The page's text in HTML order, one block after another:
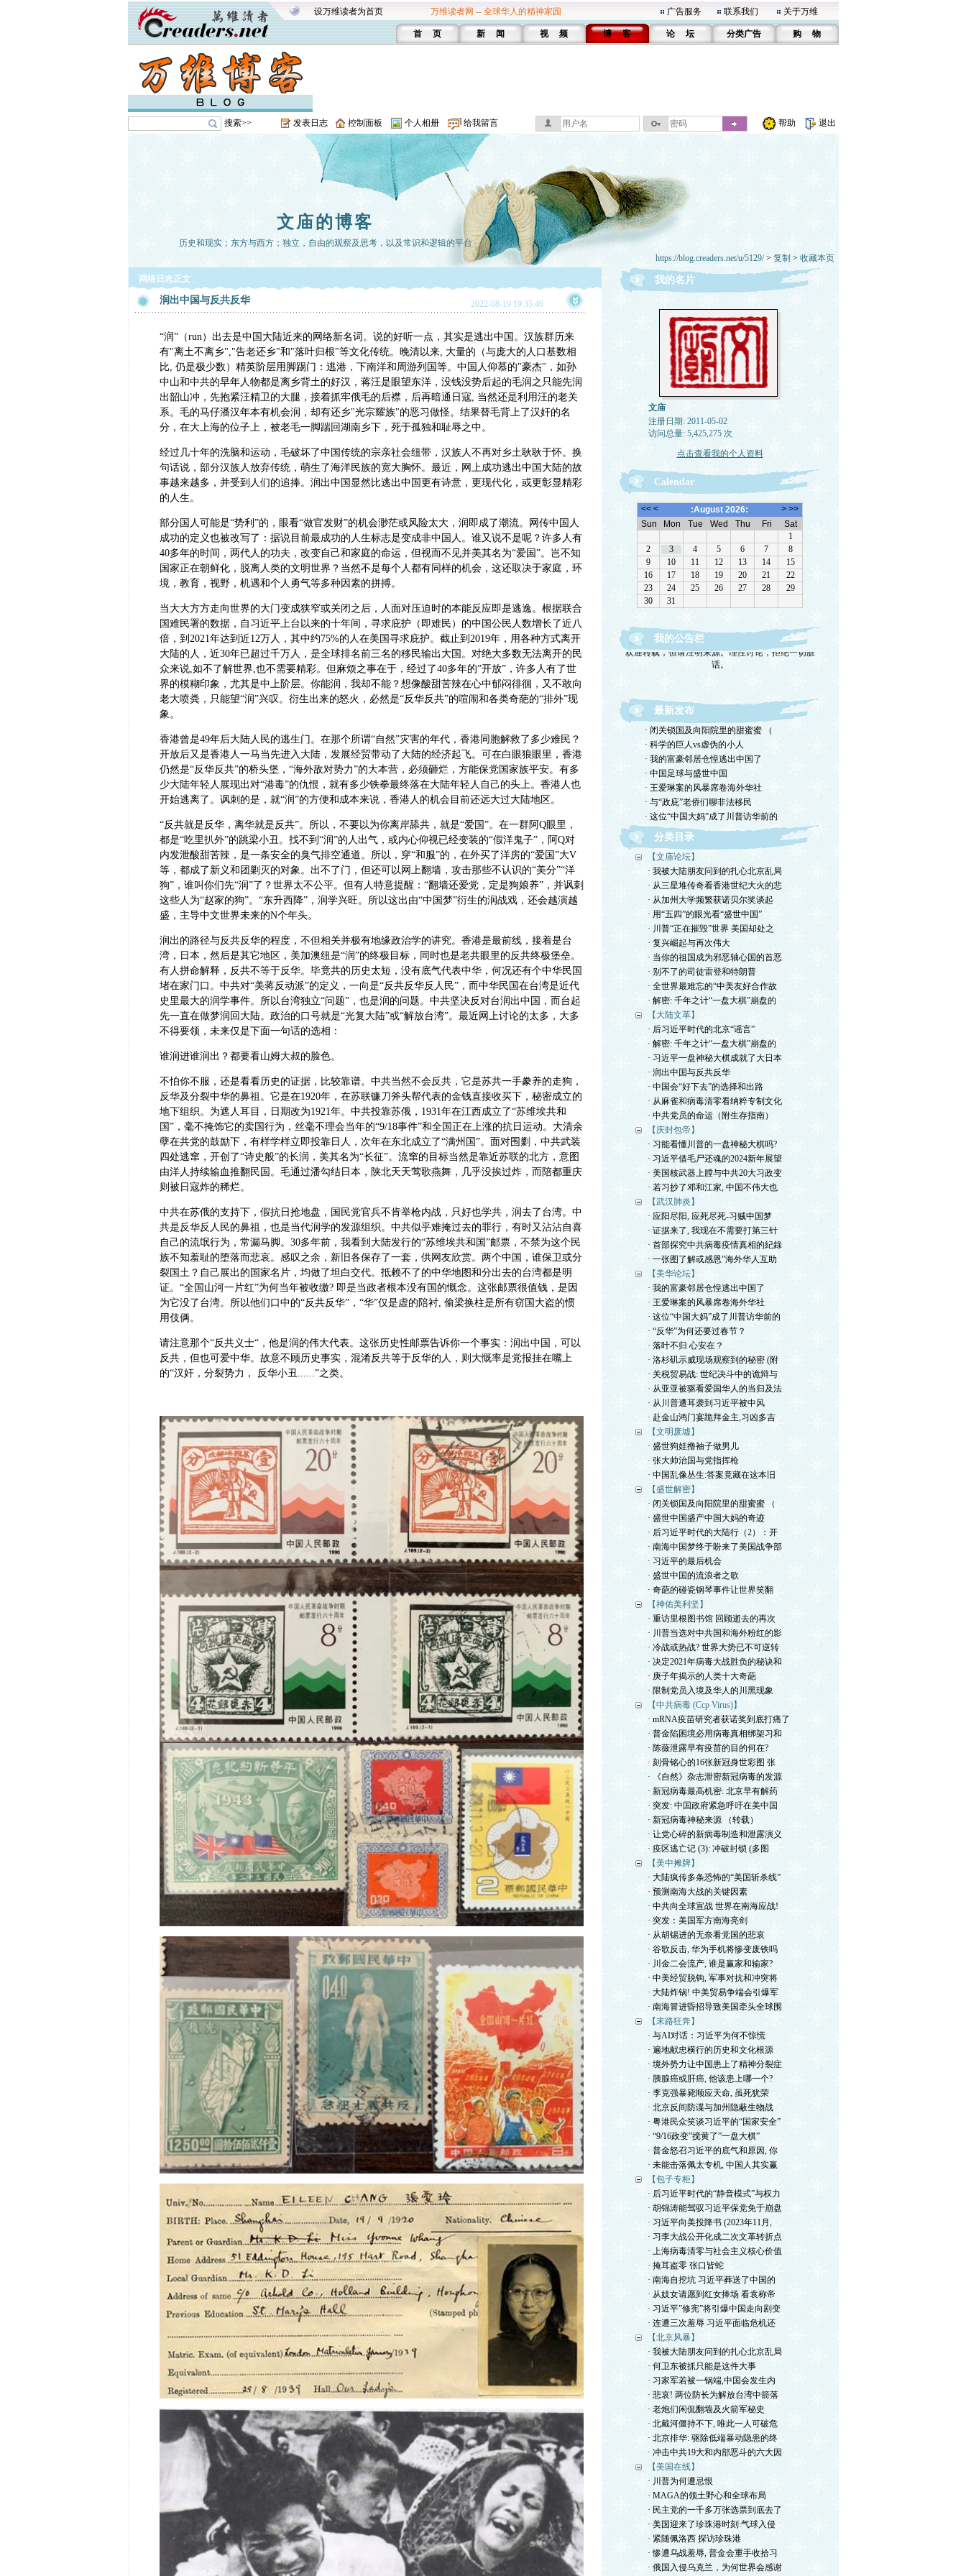
设万维读者为首页 万维读者网 -- 全球华人的精神家园 广告服务 联系我们 关于万维
首 页 新 闻 视 频 博 客 论 坛 分类广告 购 物
搜索>> 发表日志 控制面板 个人相册 给我留言 帮助 退出
文庙的博客
历史和现实；东方与西方；独立，自由的观察及思考，以及常识和逻辑的平台
https://blog.creaders.net/u/5129/> 复制 > 收藏本页
网络日志正文
润出中国与反共反华 2022-08-19 19:35:46
“润”（run）出去是中国大陆近来的网络新名词。说的好听一点，其实是逃出中国。汉族群历来
有"离土不离乡","告老还乡"和"落叶归根"等文化传统。晚清以来, 大量的（与庞大的人口基数相
比, 仍是极少数）精英阶层用脚踢门：逃港，下南洋和周游列国等。中国人仰慕的"豪杰"，如孙
中山和中共的早年人物都是离乡背土的好汉，蒋汪是眼望东洋，没钱没势后起的毛润之只能先润
出韶山冲，先抱紧汪精卫的大腿，接着抓牢俄毛的后襟，后再暗通日寇, 当然还是利用汪的老关
系。毛的马仔潘汉年本有机会润，却有还乡"光宗耀族"的恶习做怪。结果替毛背上了汉奸的名
分，在大上海的位子上，被老毛一脚踹回湖南乡下，死于孤独和耻辱之中。
经过几十年的洗脑和运动，毛破坏了中国传统的宗亲社会纽带，汉族人不再对乡土耿耿于怀。换
句话说，部分汉族人放弃传统，萌生了海洋民族的宽大胸怀。最近，网上成功逃出中国大陆的故
事越来越多，并受到人们的追捧。润出中国显然比逃出中国更有诗意，更现代化，或更彰显精彩
的人生。
部分国人可能是“势利”的，眼看“做官发财”的机会渺茫或风险太大，润即成了潮流。网传中国人
成功的定义也被改写了：据说目前最成功的人生标志是变成非中国人。谁又说不是呢？许多人有
40多年的时间，两代人的功夫，改变自己和家庭的命运，但视而不见并美其名为“爱国”。岂不知
国家正在朝鲜化，脱离人类的文明世界？当然不是每个人都有同样的机会，这还取决于家庭，环
境，教育，视野，机遇和个人勇气等多种因素的拼搏。
当大大方方走向世界的大门变成狭窄或关闭之后，人面对压迫时的本能反应即是逃逸。根据联合
国难民署的数据，自习近平上台以来的十年间，寻求庇护（即难民）的中国公民人数增长了近八
倍，到2021年达到近12万人，其中约75%的人在美国寻求庇护。截止到2019年，用各种方式离开
大陆的人，近30年已超过千万人，是全球排名前三名的移民输出大国。对绝大多数无法离开的民
众来说,如不了解世界,也不需要精彩。但麻烦之事在于，经过了40多年的”开放”，许多人有了世
界的模糊印象，尤其是中上阶层。你能润，我却不能？想像酸甜苦辣在心中郁闷徘徊，又不敢向
老大喷粪，只能望“润”兴叹。衍生出来的怒火，必然是“反华反共”的喧闹和各类奇葩的“排外”现
象。
香港曾是49年后大陆人民的逃生门。在那个所谓“自然”灾害的年代，香港同胞解救了多少难民？
开放后又是香港人一马当先进入大陆，发展经贸带动了大陆的经济起飞。可在白眼狼眼里，香港
仍然是“反华反共”的桥头堡，“海外敌对势力”的大本营，必须砸烂，方能保党国家族平安。有多
少大陆年轻人展现出对“港毒”的仇恨，就有多少铁拳最终落在大陆年轻人自己的头上。香港人也
开始逃离了。讽刺的是，就“润”的方便和成本来说，香港人的机会目前还远大过大陆地区。
“反共就是反华，离华就是反共”。所以，不要以为你离岸舔共，就是“爱国”。在一群阿Q眼里，
都是“吃里扒外”的跳梁小丑。找不到“润”的人出气，或内心仰视已经变装的“假洋鬼子”，阿Q对
内发泄酸甜苦辣，是一条安全的臭气排空通道。所以，穿“和服”的，在外买了洋房的“爱国”大V
等，都成了新义和团剿灭的对象。出不了门，但还可以网上翻墙，攻击那些不认识的“美分”“洋
狗”，谁叫你们先“润”了？世界太不公平。但有人特意提醒：“翻墙还爱党，定是狗娘养”，并讽刺
这些人为“赵家的狗”。“东升西降”，润学兴旺。所以这出由“中国梦”衍生的润战戏，还会越演越
盛，主导中文世界未来的N个年头。
润出的路径与反共反华的程度，不但相关并极有地缘政治学的讲究。香港是最前线，接着是台
湾，日本，然后是其它地区，美加澳纽是“润”的终极目标，同时也是老共眼里的反共终极堡垒。
有人拼命解释，反共不等于反华。毕竟共的历史太短，没有底气代表中华，何况还有个中华民国
堵在家门口。中共对“美蒋反动派”的定义，一向是“反共反华反人民”，而中华民国在台湾是近代
史里最大的润学事件。所以台湾独立“问题”，也是润的问题。中共坚决反对台润出中国，而台起
先一直在做梦润回大陆。政治的口号就是“光复大陆”或“解放台湾”。最近网上讨论的太多，大多
不得要领，未来仅是下面一句话的选相：
谁润进谁润出？都要看山姆大叔的脸色。
不怕你不服，还是看看历史的证据，比较靠谱。中共当然不会反共，它是苏共一手豢养的走狗，
反华及分裂中华的鼻祖。它是在1920年，在苏联镰刀斧头帮代表的金钱直接收买下，秘密成立的
地下组织。为遮人耳目，日期改为1921年。中共投靠苏俄，1931年在江西成立了“苏维埃共和
国”，毫不掩饰它的卖国行为，丝毫不理会当年的“9/18事件”和全国正在上涨的抗日运动。大清余
孽在共党的鼓励下，有样学样立即投靠日人，次年在东北成立了“满州国”。面对围剿，中共武装
四处逃窜，开创了“诗史般”的长润，美其名为“长征”。流窜的目标当然是靠近苏联的北方，意图
由洋人持续输血推翻民国。毛通过潘勾结日本，陕北天天莺歌燕舞，几乎没挨过炸，而陪都重庆
则被日寇炸的稀烂。
中共在苏俄的支持下，假抗日抢地盘，国民党官兵不肯举枪内战，只好也学共，润去了台湾。中
共是反华反人民的鼻祖，也是当代润学的发源组织。中共似乎难掩过去的罪行，有时又沾沾自喜
自己的流氓行为，常漏马脚。30多年前，我看到大陆发行的“苏维埃共和国”邮票，不禁为这个民
族不知羞耻的堕落而悲哀。感叹之余，新旧各保存了一套，供网友欣赏。两个中国，谁保卫或分
裂国土？自己展出的国家名片，均做了坦白交代。抵赖不了的中华地图和分出去的台湾都是明
证。“全国山河一片红”为何当年被收缴? 即是当政者根本没有国的慨念。这张邮票很值钱，是因
为它没了台湾。所以他们口中的“反共反华”，“华”仅是虚的陪衬, 偷梁换柱是所有窃国大盗的惯
用伎俩。
请注意那个“反共义士“，他是润的伟大代表。这张历史性邮票告诉你一个事实：润出中国，可以
反共，但也可爱中华。故意不顾历史事实，混淆反共等于反华的人，则大慨率是党报挂在嘴上
的“汉奸，分裂势力， 反华小丑......”之类。
我的名片
文庙
注册日期: 2011-05-02
访问总量: 5,425,275 次
点击查看我的个人资料
Calendar
我的公告栏
欢迎转载，但请注明来源。理性讨论，拒绝一切脏
话。
最新发布
· 闭关锁国及向阳院里的甜蜜蜜 （
· 科学的巨人vs虚伪的小人
· 我的富豪邻居仓惶逃出中国了
· 中国足球与盛世中国
· 王爱琳案的风暴席卷海外华社
· 与“政庇”老侨们聊非法移民
· 这位“中国大妈”成了川普访华前的
分类目录
【文庙论坛】
· 我被大陆朋友问到的扎心北京乱局
· 从三星堆传奇看香港世纪大火的悲
· 从加州大学频繁获诺贝尔奖谈起
· 用“五四”的眼光看“盛世中国”
· 川普“正在摧毁”世界 美国却处之
· 复兴崛起与再次伟大
· 当你的祖国成为邪恶轴心国的首恶
· 别不了的司徒雷登和特朗普
· 全世界最难忘的“中美友好合作故
· 解密: 千年之计“一盘大棋”崩盘的
【大陆文革】
· 后习近平时代的北京“谣言”
· 解密: 千年之计“一盘大棋”崩盘的
· 习近平一盘神秘大棋成就了大日本
· 润出中国与反共反华
· 中国会“好下去”的选择和出路
· 从麻雀和病毒清零看纳粹专制文化
· 中共党员的命运（附生存指南）
【庆封包帝】
· 习能看懂川普的一盘神秘大棋吗?
· 习近平借毛尸还魂的2024新年展望
· 美国核武器上膛与中共20大习政变
· 若习抄了邓和江家, 中国不伟大也
【武汉肺炎】
· 应阳尽阳, 应死尽死-习贼中国梦
· 证据来了, 我现在不需要打第三针
· 首部探究中共病毒疫情真相的紀錄
· 一张图了解或感恩”海外华人互助
【美华论坛】
· 我的富豪邻居仓惶逃出中国了
· 王爱琳案的风暴席卷海外华社
· 这位“中国大妈”成了川普访华前的
· “反华”为何还要过春节？
· 落叶不归 心安在？
· 洛杉矶示威现场观察到的秘密 (附
· 关税贸易战: 世纪决斗中的诡辩与
· 从亚亚被驱看爱国华人的当归及法
· 从川普遭耳袭到习近平被中风
· 赴金山鸿门宴跪拜金主,习凶多吉
【文明废墟】
· 盛世狗娃撸袖子做男儿
· 张大帅治国与党指挥枪
· 中国乱像丛生:答案竟藏在这本旧
【盛世解密】
· 闭关锁国及向阳院里的甜蜜蜜 （
· 盛世中国盛产中国大妈的奇迹
· 后习近平时代的大陆行（2）：开
· 南海中国梦终于盼来了美国战争部
· 习近平的最后机会
· 盛世中国的流浪者之歌
· 奇葩的碰瓷钢琴事件让世界笑翻
【神佑美利坚】
· 重访里根图书馆 回顾逝去的再次
· 川普当选对中共国和海外粉红的影
· 冷战或热战? 世界大势已不可逆转
· 决定2021年病毒大战胜负的秘诀和
· 庚子年揭示的人类十大奇葩
· 限制党员入境及华人的川黑现象
【中共病毒 (Ccp Virus)】
· mRNA疫苗研究者获诺奖到底打痛了
· 普金陷困境必用病毒真相绑架习和
· 陈薇泄露早有疫苗的目的何在?
· 刻骨铭心的16张新冠身世彩图 张
· 《自然》杂志泄密新冠病毒的发源
· 新冠病毒最高机密: 北京早有解药
· 突发: 中国政府紧急呼吁在美中国
· 新冠病毒神秘来源 （转载）
· 让党心碎的新病毒制造和泄露演义
· 疫区逃亡记 (3): 冲破封锁 (多图
【美中摊牌】
· 大陆疯传多条恐怖的“美国斩杀线”
· 预测南海大战的关键因素
· 中共向全球宣战 世界在南海应战!
· 突发：美国军方南海亮剑
· 从胡锡进的无奈看党国的悲哀
· 谷歌反击, 华为手机将惨变废铁吗
· 川金二会流产, 谁是赢家和输家?
· 中美经贸脱钩, 军事对抗和冲突将
· 大陆炸锅! 中美贸易争端会引爆军
· 南海冒进昏招导致美国牵头全球围
【末路狂奔】
· 与AI对话：习近平为何不惊慌
· 遍地献忠横行的历史和文化根源
· 境外势力让中国患上了精神分裂症
· 胰腺癌或肝癌, 他该患上哪一个?
· 李克强暴毙顺应天命, 虽死犹荣
· 北京反间防谍与加州隐蔽生物战
· 粤港民众笑谈习近平的“国家安全”
· “9/16政变”搅黄了”一盘大棋”
· 普金怒召习近平的底气和原因, 你
· 未能击落佩太专机, 中国人其实赢
【包子专柜】
· 后习近平时代的“静音模式”与权力
· 胡锦涛能驾驭习近平保党免于崩盘
· 习近平向美投降书 (2023年11月,
· 习李大战公开化成二次文革转折点
· 上海病毒清零与社会主义核心价值
· 掩耳盗零 张口皆蛇
· 南海自挖坑 习近平葬送了中国的
· 从妓女请愿到红女捧场 看袁称帝
· 习近平”修宪”将引爆中国走向剧变
· 连遭三次羞辱 习近平面临危机还
【北京风暴】
· 我被大陆朋友问到的扎心北京乱局
· 何卫东被抓只能是这件大事
· 习家军若被一锅端,中国会发生内
· 悲哀! 两位防长为解放台湾中箭落
· 老炮们闲侃翻墙及火箭军秘史
· 北戴河僵持不下, 唯此一人可破危
· 北京排华: 驱除低端暴动隐患的终
· 冲击中共19大和内部恶斗的六大因
【美国在线】
· 川普为何遭忌恨
· MAGA的领土野心和全球布局
· 民主党的一千多万张选票到底去了
· 美国迎来了珍珠港时刻:气球入侵
· 紧随佩洛西 探访珍珠港
· 惨遭乌战羞辱, 普金会重手收拾习
· 俄国入侵乌克兰，为何世界会感谢